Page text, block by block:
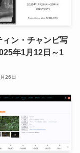
ィン・チャンビ写
年1月12日～1
26日